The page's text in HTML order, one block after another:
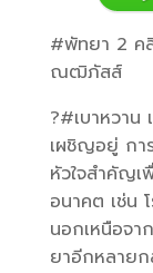
#พัทยา 2 ค
ณฒิภัสส์
?#เบาหวาน
เผชิญอยู่ กา
หัวใจสำคัญเ
อนาคต เช่น
นอกเหนือจา
ยาอีกหลายก